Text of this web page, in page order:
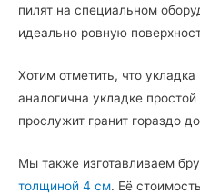
пилят на специальном
идеально ровную
Хотим отметить, что укладка
аналогична укладке
прослужит гранит гораздо
Мы также изготавливаем
толщиной 4 см. Её